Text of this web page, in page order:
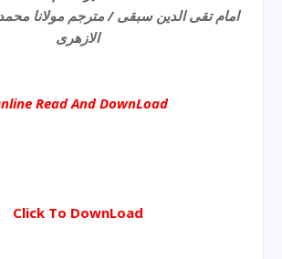
الازھری
Read And DownLoad
Click To DownLoad